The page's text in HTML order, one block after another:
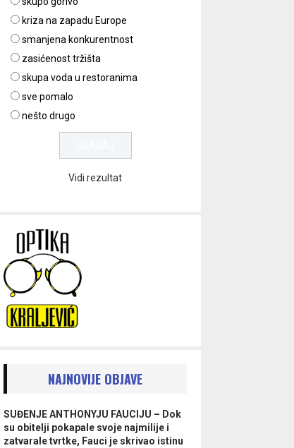
kriza na zapadu Europe
smanjena konkurentnost
zasićenost tržišta
skupa voda u restoranima
sve pomalo
nešto drugo
Vidi rezultat
NAJNOVIJE OBJAVE
SUĐENJE ANTHONYJU FAUCIJU – Dok
su obitelji pokapale svoje najmilije i
zatvarale tvrtke, Fauci je skrivao istinu